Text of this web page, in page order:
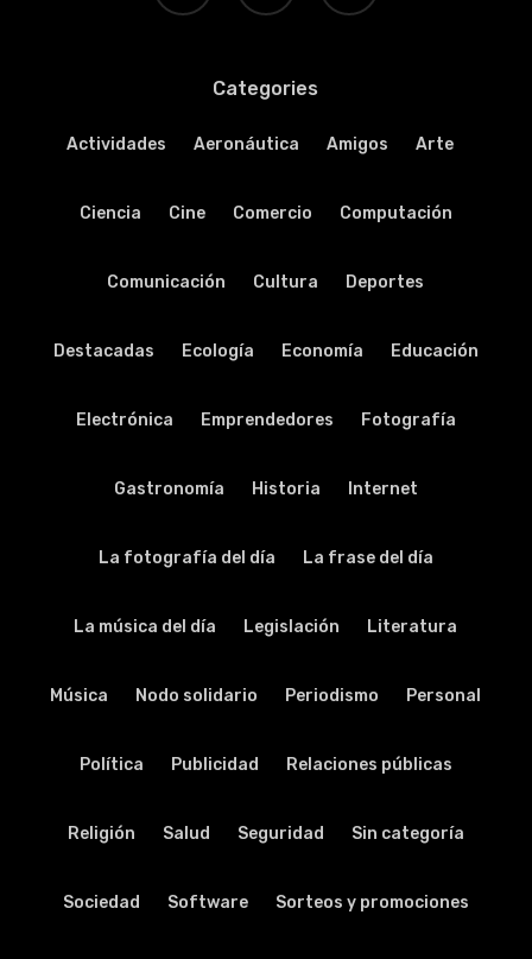
Categories
Actividades Aeronáutica Amigos Arte
Ciencia Cine Comercio Computación
Comunicación Cultura Deportes
Destacadas Ecología Economía Educación
Electrónica Emprendedores Fotografía
Gastronomía Historia Internet
La fotografía del día La frase del día
La música del día Legislación Literatura
Música Nodo solidario Periodismo Personal
Política Publicidad Relaciones públicas
Religión Salud Seguridad Sin categoría
Sociedad Software Sorteos y promociones